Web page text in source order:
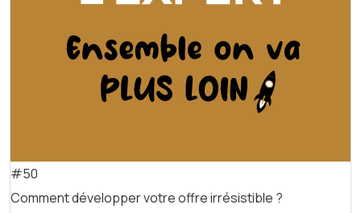
#50
Comment développer votre offre irrésistible ?